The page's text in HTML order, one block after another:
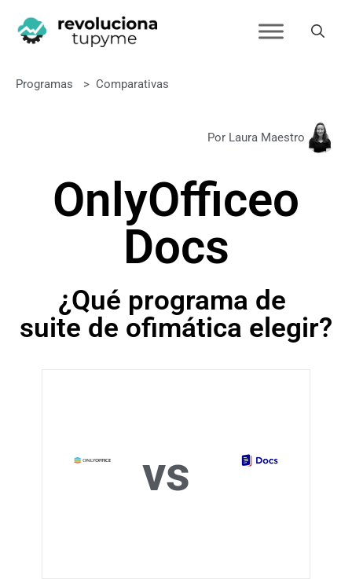
Programas > Comparativas
Por Laura Maestro
OnlyOfficeo
Docs
¿Qué programa de
suite de ofimática elegir?
vs